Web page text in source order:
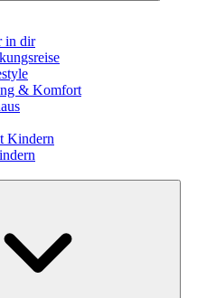
in dir
& Komfort
Kindern